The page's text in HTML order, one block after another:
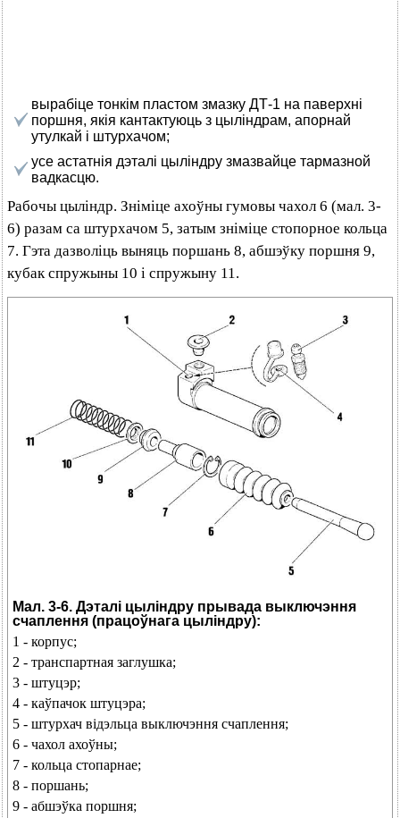
вырабіце тонкім пластом змазку ДТ-1 на паверхні
поршня, якія кантактуюць з цыліндрам, апорнай
утулкай і штурхачом;
усе астатнія дэталі цыліндру змазвайце тармазной
вадкасцю.
Рабочы цыліндр. Зніміце ахоўны гумовы чахол 6 (мал. 3-
6) разам са штурхачом 5, затым зніміце стопорное кольца
7. Гэта дазволіць выняць поршань 8, абшэўку поршня 9,
кубак спружыны 10 і спружыну 11.
Мал. 3-6. Дэталі цыліндру прывада выключэння
счаплення (працоўнага цыліндру):
1 - корпус;
2 - транспартная заглушка;
3 - штуцэр;
4 - каўпачок штуцэра;
5 - штурхач відэльца выключэння счаплення;
6 - чахол ахоўны;
7 - кольца стопарнае;
8 - поршань;
9 - абшэўка поршня;